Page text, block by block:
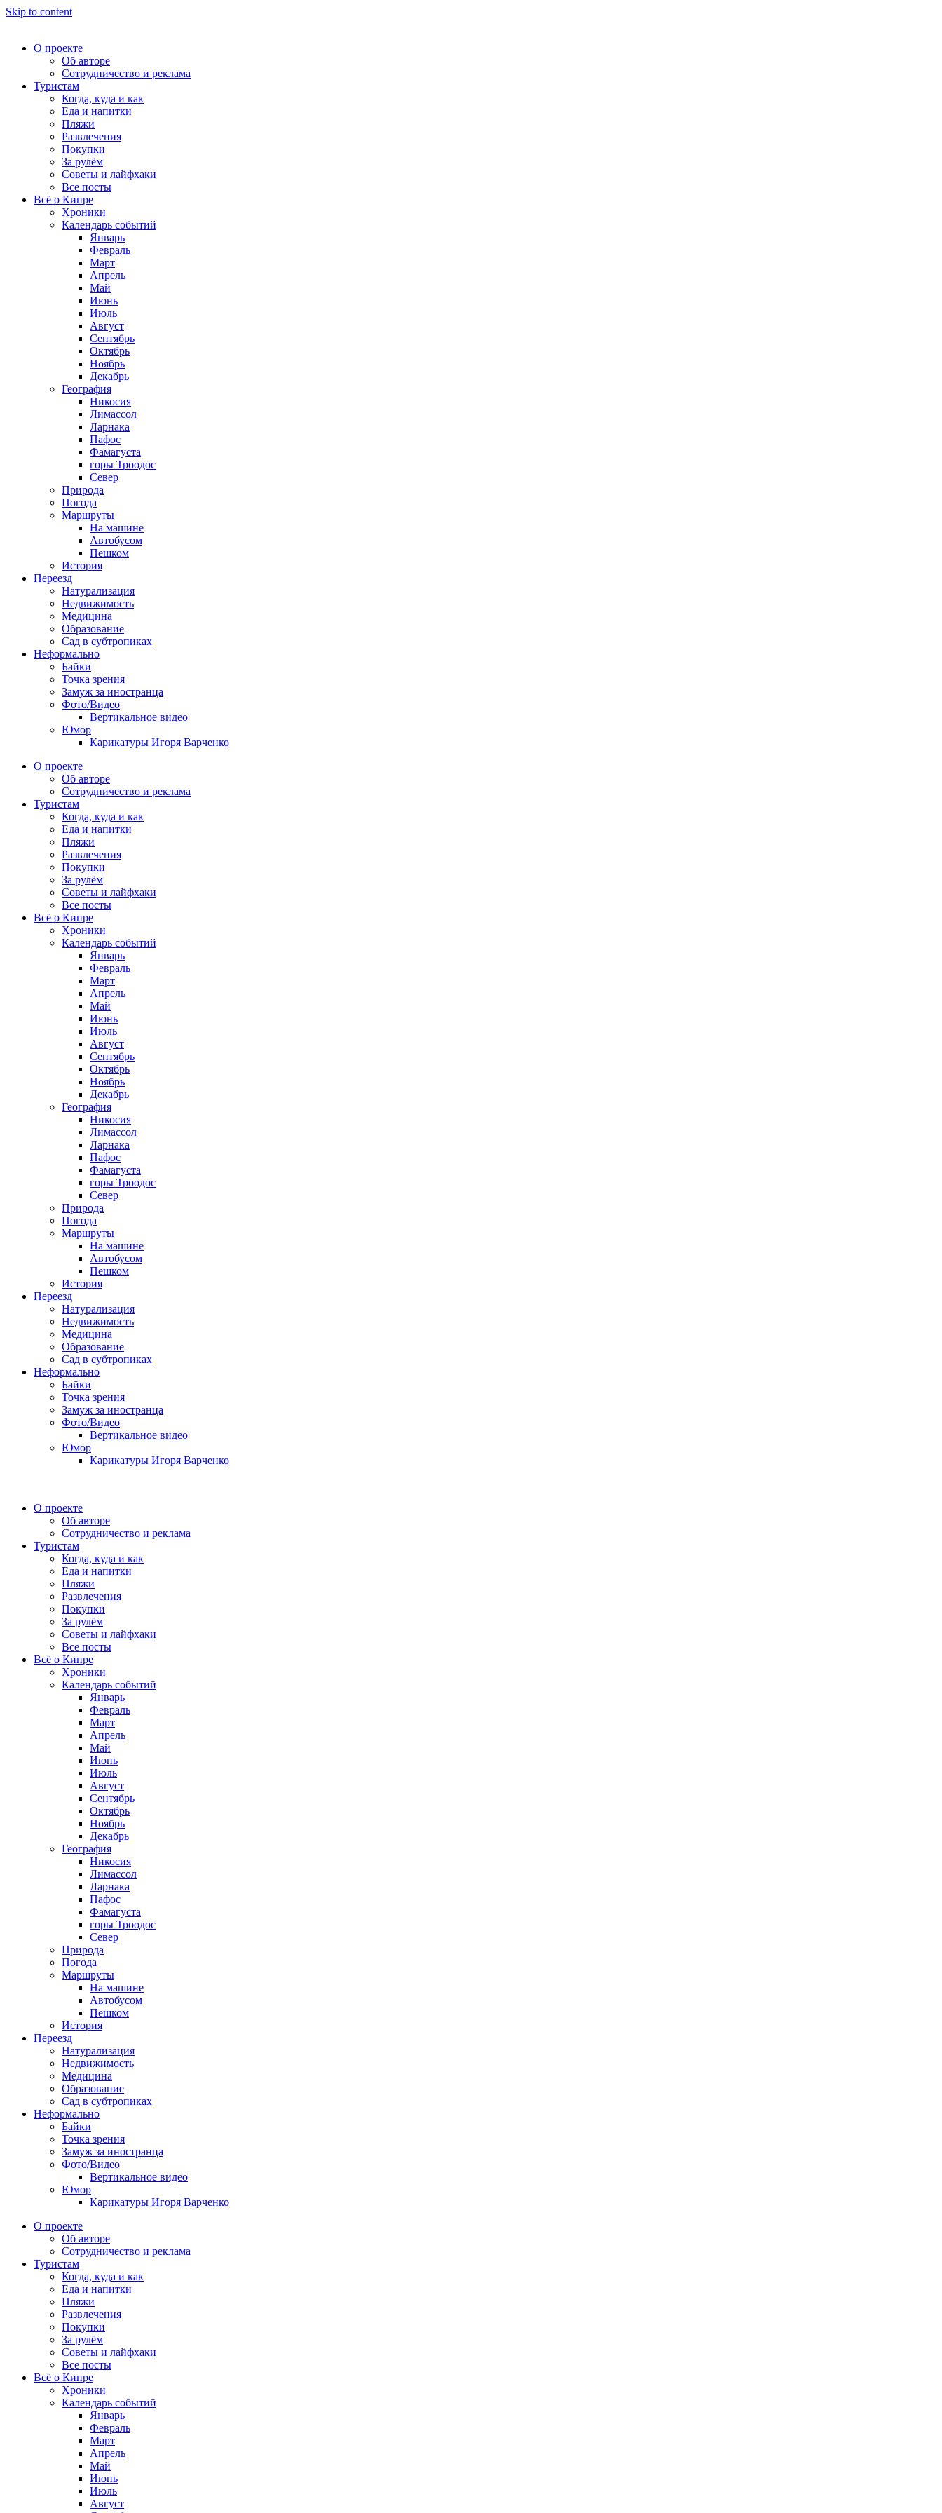
Skip to content
О проекте
Об авторе
Сотрудничество и реклама
Туристам
Когда, куда и как
Еда и напитки
Пляжи
Развлечения
Покупки
За рулём
Советы и лайфхаки
Все посты
Всё о Кипре
Хроники
Календарь событий
Январь
Февраль
Март
Апрель
Май
Июнь
Июль
Август
Сентябрь
Октябрь
Ноябрь
Декабрь
География
Никосия
Лимассол
Ларнака
Пафос
Фамагуста
горы Троодос
Север
Природа
Погода
Маршруты
На машине
Автобусом
Пешком
История
Переезд
Натурализация
Недвижимость
Медицина
Образование
Сад в субтропиках
Неформально
Байки
Точка зрения
Замуж за иностранца
Фото/Видео
Вертикальное видео
Юмор
Карикатуры Игоря Варченко
О проекте
Об авторе
Сотрудничество и реклама
Туристам
Когда, куда и как
Еда и напитки
Пляжи
Развлечения
Покупки
За рулём
Советы и лайфхаки
Все посты
Всё о Кипре
Хроники
Календарь событий
Январь
Февраль
Март
Апрель
Май
Июнь
Июль
Август
Сентябрь
Октябрь
Ноябрь
Декабрь
География
Никосия
Лимассол
Ларнака
Пафос
Фамагуста
горы Троодос
Север
Природа
Погода
Маршруты
На машине
Автобусом
Пешком
История
Переезд
Натурализация
Недвижимость
Медицина
Образование
Сад в субтропиках
Неформально
Байки
Точка зрения
Замуж за иностранца
Фото/Видео
Вертикальное видео
Юмор
Карикатуры Игоря Варченко
О проекте
Об авторе
Сотрудничество и реклама
Туристам
Когда, куда и как
Еда и напитки
Пляжи
Развлечения
Покупки
За рулём
Советы и лайфхаки
Все посты
Всё о Кипре
Хроники
Календарь событий
Январь
Февраль
Март
Апрель
Май
Июнь
Июль
Август
Сентябрь
Октябрь
Ноябрь
Декабрь
География
Никосия
Лимассол
Ларнака
Пафос
Фамагуста
горы Троодос
Север
Природа
Погода
Маршруты
На машине
Автобусом
Пешком
История
Переезд
Натурализация
Недвижимость
Медицина
Образование
Сад в субтропиках
Неформально
Байки
Точка зрения
Замуж за иностранца
Фото/Видео
Вертикальное видео
Юмор
Карикатуры Игоря Варченко
О проекте
Об авторе
Сотрудничество и реклама
Туристам
Когда, куда и как
Еда и напитки
Пляжи
Развлечения
Покупки
За рулём
Советы и лайфхаки
Все посты
Всё о Кипре
Хроники
Календарь событий
Январь
Февраль
Март
Апрель
Май
Июнь
Июль
Август